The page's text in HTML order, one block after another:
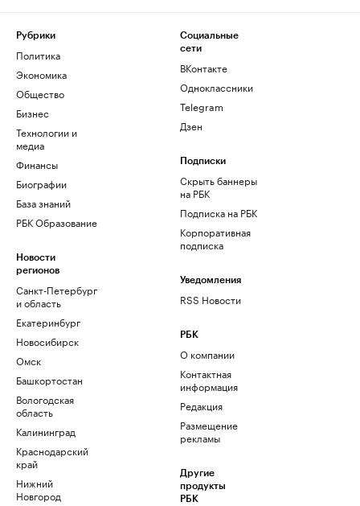
Рубрики
Политика
Экономика
Общество
Бизнес
Технологии и
медиа
Финансы
Биографии
База знаний
РБК Образование
Новости
регионов
Санкт-Петербург
и область
Екатеринбург
Новосибирск
Омск
Башкортостан
Вологодская
область
Калининград
Краснодарский
край
Нижний
Новгород
Социальные
сети
ВКонтакте
Одноклассники
Telegram
Дзен
Подписки
Скрыть баннеры
на РБК
Подписка на РБК
Корпоративная
подписка
Уведомления
RSS Новости
РБК
О компании
Контактная
информация
Редакция
Размещение
рекламы
Другие
продукты
РБК